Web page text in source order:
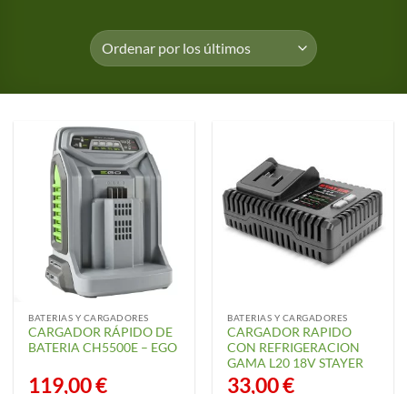
BATERIAS Y CARGADORES
CARGADOR RÁPIDO DE
BATERIA CH5500E – EGO
119,00€
BATERIAS Y CARGADORES
CARGADOR RAPIDO
CON REFRIGERACION
GAMA L20 18V STAYER
33,00€